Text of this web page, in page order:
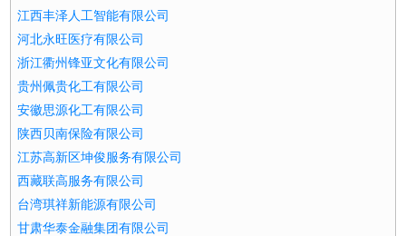
江西丰泽人工智能有限公司
河北永旺医疗有限公司
浙江衢州锋亚文化有限公司
贵州佩贵化工有限公司
安徽思源化工有限公司
陕西贝南保险有限公司
江苏高新区坤俊服务有限公司
西藏联高服务有限公司
台湾琪祥新能源有限公司
甘肃华泰金融集团有限公司